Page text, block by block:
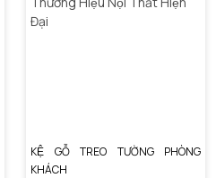
KỆ GỖ TREO TƯỜNG PHÒNG
KHÁCH